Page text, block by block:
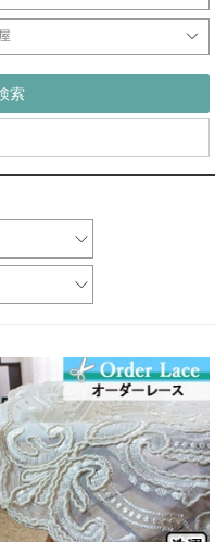
円
円～5000円
円～10000円
円～20000円
円～40000円
ング
暮らし
部屋
索